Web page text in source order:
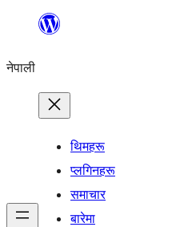
सामग्रीमा
नेपाली
थिमहरू
प्लगिनहरू
समाचार
बारेमा